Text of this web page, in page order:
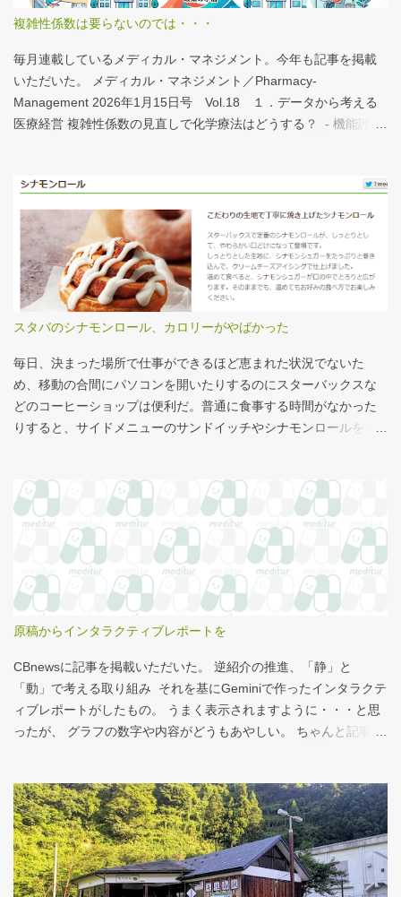
する。立派な建物がある。武蔵国府の国司館（こくしのたち）を
復元したものだ。写真だけでは、大きさが分かりづらいはずだ。
今月訪れた武蔵国府跡 実際には10分の1サイズの模型なので、そ
れほど大きくない。人が一緒に写っている新聞記事（ （まちの記
憶）武蔵国府跡 東京都府中市：朝日新聞デジタル ）を見れば、
い。平均値で見ても情報は十分でないかもしれない。しかし、ヒ
ストグラムなどをあわせて見れば、相対的なポジションが分かり
やすい。朝日新聞の記事は、人が一緒に写っているので大きさを
把握しやすい。 そういえば、大きさ比較でタバコの箱を横に並べ
るのって、最近見かけないなぁ・・・。このご時世、タバコはNG
なのか？？
複雑性係数は要らないのでは・・・
毎月連載しているメディカル・マネジメント。今年も記事を掲載
いただいた。 メディカル・マネジメント／Pharmacy-
Management 2026年1月15日号 Vol.18 １．データから考える
医療経営 複雑性係数の見直しで化学療法はどうする？ - 機能評価
は微妙だ・・・と言い続けて10数年、ようやく見直されるよう
だ。ただ、その見直し内容も微妙では？？？というのが記事の主
旨。 AIにまとめさせるとこんな感じ。 日頃、各方面から「話が長
い」と言われているので、自分が話すよりAIが話した方がよいと
言われるのは時間の問題だろう。
スタバのシナモンロール、カロリーがやばかった
毎日、決まった場所で仕事ができるほど恵まれた状況でないた
め、移動の合間にパソコンを開いたりするのにスターバックスな
どのコーヒーショップは便利だ。普通に食事する時間がなかった
りすると、サイドメニューのサンドイッチやシナモンロールをつ
気になっていた。お腹の肉がだいぶたるんできたのは、こいつの
せいもあるのではないかと。 シナモンロール 556kcal 出所：
http://www.starbucks.co.jp/allergy/pdf/allergen-food.pdf 調べてビ
ビった。これはまずい。下手な食事以上のカロリーだ。 この
556kcalがどのくらいヤバイのか、スターバックス以上に良く行く
マクドナルドで考えてみる。（ちなみにマクドナルドは食事目的
とカロリーがほぼ同じもの（530kcal～580kcal）を次のマクドナ
ルド商品から２つ選んでください ハンバーガー ビッグマック ダブ
ルクォーターパウンダー・チーズ フィレオフィッシュ てりやきマ
ックバーガー マックフライポテト（S) マックフライポテト（M)
マックフライポテト（L) 正解は続きで。
原稿からインタラクティブレポートを
CBnewsに記事を掲載いただいた。 逆紹介の推進、「静」と
「動」で考える取り組み それを基にGeminiで作ったインタラクテ
ィブレポートがしたもの。 うまく表示されますように・・・と思
ったが、 グラフの数字や内容がどうもあやしい。 ちゃんと記事を
みの比較 患者の視点 解決策 なぜ「逆紹介」が重要なのか？ 医師
の働き方改革が進む中、大病院の外来負担軽減は喫緊の課題で
す。その鍵となるのが、地域の診療所へ患者を紹介する「逆紹
介」の推進です。しかし、その取り組みには大きな壁が存在しま
す。このレポートでは、データに基づき現状を分析し、未来への